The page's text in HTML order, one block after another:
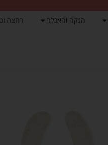
הנקה והאכלה רחצה